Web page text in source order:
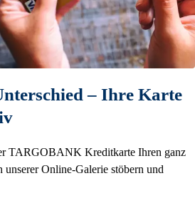
– Ihre Karte
TARGOBANK Kreditkarte Ihren ganz
Online-Galerie stöbern und